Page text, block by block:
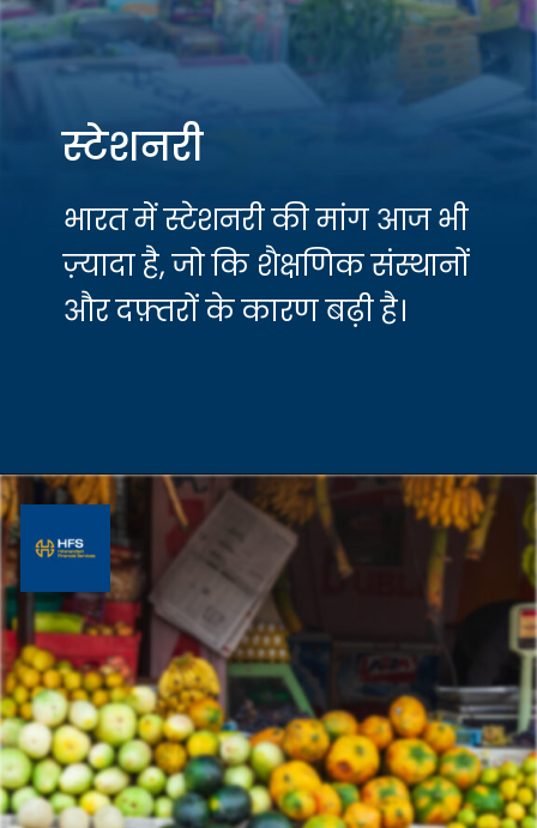
स्टेशनरी
भारत में स्टेशनरी की मांग आज भी
ज़्यादा है, जो कि शैक्षणिक संस्थानों
और दफ़्तरों के कारण बढ़ी है।
Opening